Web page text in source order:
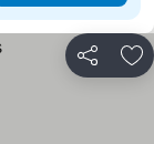
Compartir